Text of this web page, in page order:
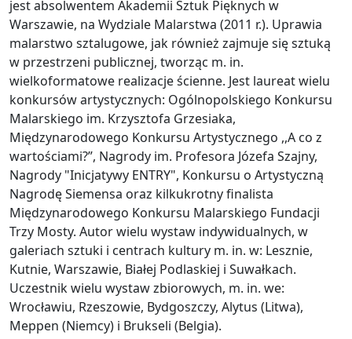
jest absolwentem Akademii Sztuk Pięknych w
Warszawie, na Wydziale Malarstwa (2011 r.). Uprawia
malarstwo sztalugowe, jak również zajmuje się sztuką
w przestrzeni publicznej, tworząc m. in.
wielkoformatowe realizacje ścienne. Jest laureat wielu
konkursów artystycznych: Ogólnopolskiego Konkursu
Malarskiego im. Krzysztofa Grzesiaka,
Międzynarodowego Konkursu Artystycznego ,,A co z
wartościami?”, Nagrody im. Profesora Józefa Szajny,
Nagrody "Inicjatywy ENTRY", Konkursu o Artystyczną
Nagrodę Siemensa oraz kilkukrotny finalista
Międzynarodowego Konkursu Malarskiego Fundacji
Trzy Mosty. Autor wielu wystaw indywidualnych, w
galeriach sztuki i centrach kultury m. in. w: Lesznie,
Kutnie, Warszawie, Białej Podlaskiej i Suwałkach.
Uczestnik wielu wystaw zbiorowych, m. in. we:
Wrocławiu, Rzeszowie, Bydgoszczy, Alytus (Litwa),
Meppen (Niemcy) i Brukseli (Belgia).